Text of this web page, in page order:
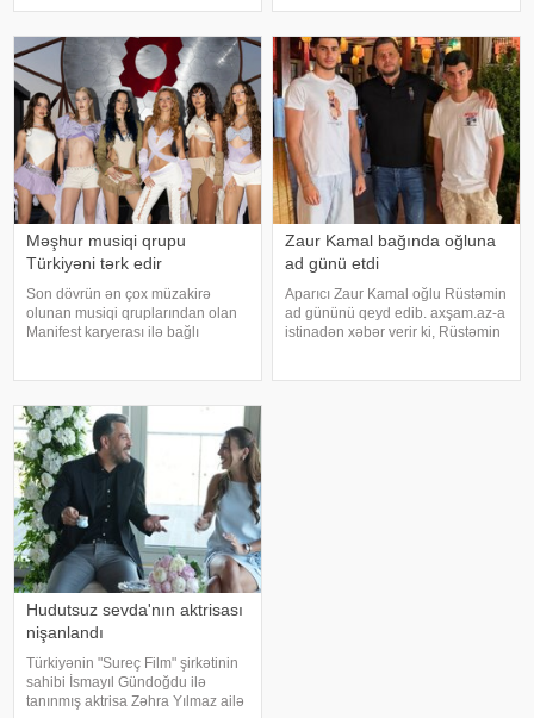
olduğunu bildirib:. "Bu gün
gözlənilmədə
Məşhur musiqi qrupu
Türkiyəni tərk edir
Son dövrün ən çox müzakirə
olunan musiqi qruplarından olan
Manifest karyerası ilə bağlı
Tolqa Akış üzvlərin sentyabr
ayında İstanbuldak
Zaur Kamal bağında oğluna
ad günü etdi
Aparıcı Zaur Kamal oğlu Rüstəmin
ad gününü qeyd edib. axşam.az-a
istinadən xəbər verir ki, Rüstəmin
Hudutsuz sevda'nın aktrisası
nişanlandı
Türkiyənin "Sureç Film" şirkətinin
sahibi İsmayıl Gündoğdu ilə
tanınmış aktrisa Zəhra Yılmaz ailə